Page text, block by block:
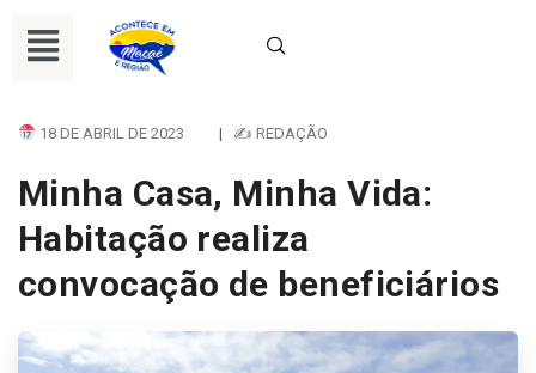
18 DE ABRIL DE 2023 | ✍ REDAÇÃO
Minha Casa, Minha Vida:
Habitação realiza
convocação de beneficiários